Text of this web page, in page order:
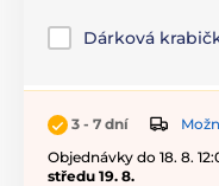
Dárková
3 - 7 dní
Objednávky do 18. 8.
středu 19. 8.